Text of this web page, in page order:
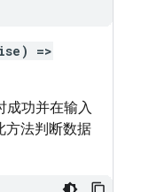
=>
成功并在输入
方法判断数据